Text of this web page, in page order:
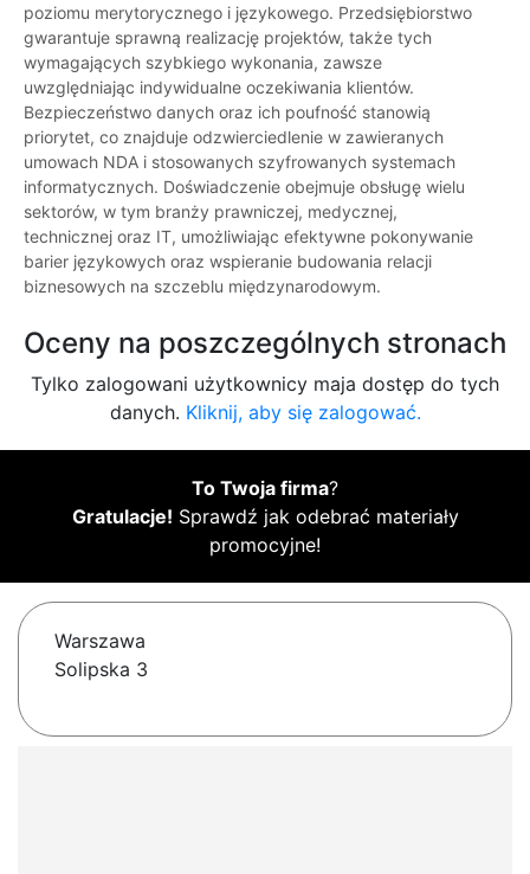
poziomu merytorycznego i językowego. Przedsiębiorstwo
gwarantuje sprawną realizację projektów, także tych
wymagających szybkiego wykonania, zawsze
uwzględniając indywidualne oczekiwania klientów.
Bezpieczeństwo danych oraz ich poufność stanowią
priorytet, co znajduje odzwierciedlenie w zawieranych
umowach NDA i stosowanych szyfrowanych systemach
informatycznych. Doświadczenie obejmuje obsługę wielu
sektorów, w tym branży prawniczej, medycznej,
technicznej oraz IT, umożliwiając efektywne pokonywanie
barier językowych oraz wspieranie budowania relacji
biznesowych na szczeblu międzynarodowym.
Oceny na poszczególnych stronach
Tylko zalogowani użytkownicy maja dostęp do tych
danych. Kliknij, aby się zalogować.
To Twoja firma?
Gratulacje! Sprawdź jak odebrać materiały
promocyjne!
Warszawa
Solipska 3